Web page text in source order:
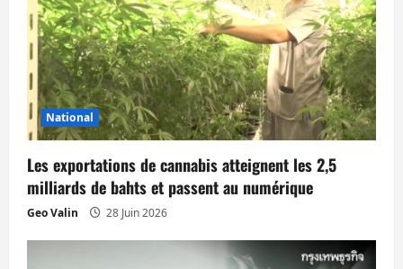
n
d
’
a
r
t
National
Les exportations de cannabis atteignent les 2,5
milliards de bahts et passent au numérique
Geo Valin 28 Juin 2026